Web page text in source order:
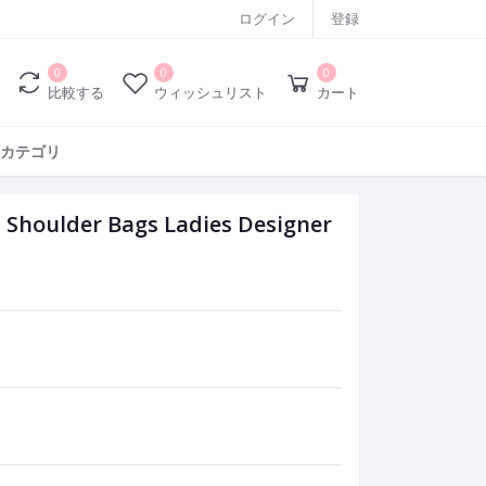
ログイン 登録
0
比較する
0
ウィッシュリスト
0
カート
テゴリ
Bags Ladies Designer